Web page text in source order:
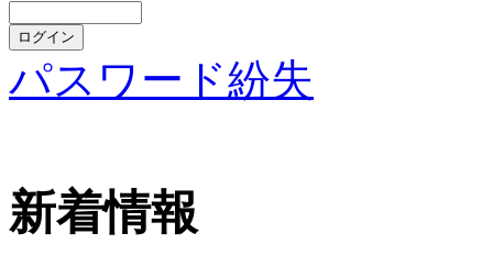
パスワード紛失
新着情報